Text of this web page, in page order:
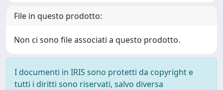
File in questo prodotto:
Non ci sono file associati a questo prodotto.
I documenti in IRIS sono protetti da copyright e
tutti i diritti sono riservati, salvo diversa